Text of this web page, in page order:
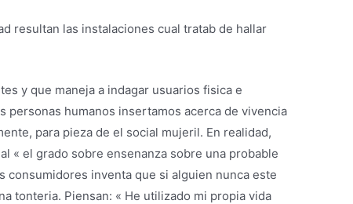
resultan las instalaciones cual tratab de hallar
y que maneja a indagar usuarios fisica e
humanos insertamos acerca de vivencia
para pieza de el social mujeril. En realidad,
« el grado sobre ensenanza sobre una probable
consumidores inventa que si alguien nunca este
tonteria. Piensan: « He utilizado mi propia vida